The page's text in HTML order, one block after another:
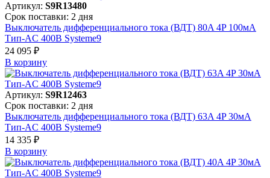
Артикул: S9R13480
Срок поставки: 2 дня
Выключатель дифференциального тока (ВДТ) 80A 4P 100мА
Тип-AC 400В Systeme9
24 095 ₽
В корзинy
Артикул: S9R12463
Срок поставки: 2 дня
Выключатель дифференциального тока (ВДТ) 63A 4P 30мА
Тип-AC 400В Systeme9
14 335 ₽
В корзинy